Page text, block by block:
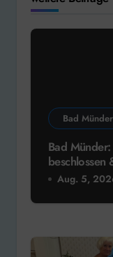
Bad Münder
Bad
beschlossen
Aug. 5,